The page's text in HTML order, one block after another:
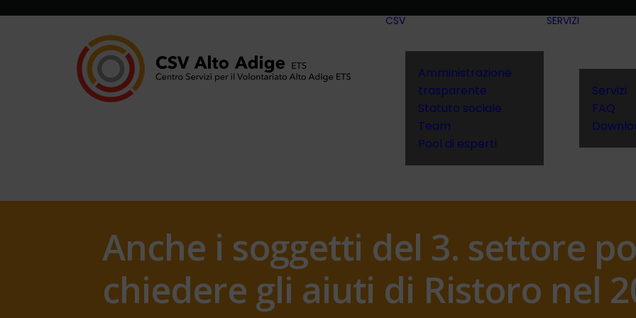
CSV
Amministrazione
trasparente
Statuto sociale
Team
Pool di esperti
SERVIZI
Servizi
FAQ
Anche i soggetti del 3. settore
chiedere gli aiuti di Ristoro nel